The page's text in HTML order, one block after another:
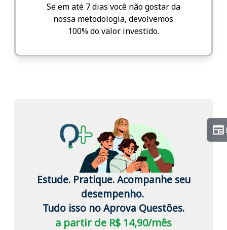
Se em até 7 dias você não gostar da
nossa metodologia, devolvemos
100% do valor investido.
Estude. Pratique. Acompanhe seu
desempenho.
Tudo isso no Aprova Questões.
a partir de R$ 14,90/mês